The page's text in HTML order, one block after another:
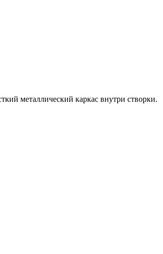
металлический каркас внутри створки.